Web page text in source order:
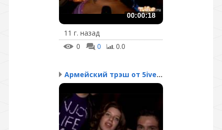
00:00:18
11 г. назад
0
0 0.0
Армейский трэш от 5ives...